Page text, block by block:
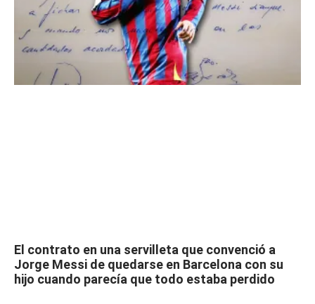
El contrato en una servilleta que convenció a
Jorge Messi de quedarse en Barcelona con su
hijo cuando parecía que todo estaba perdido